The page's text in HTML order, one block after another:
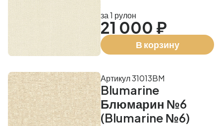
за 1 рулон
21 000 ₽
В корзину
Blumarine
Блюмарин №6
(Blumarine №6)
Артикул 31013BM